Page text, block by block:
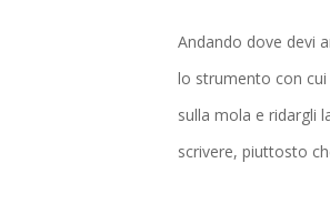
Andando dove devi
lo strumento con
sulla mola e ridargli
scrivere, piuttosto